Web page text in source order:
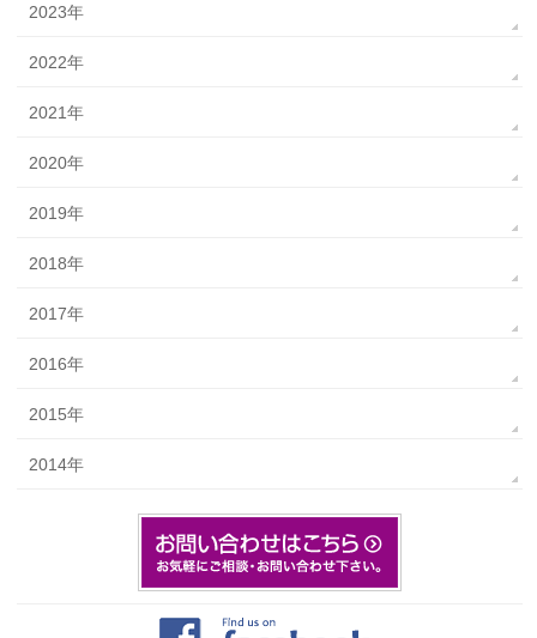
2023年
2022年
2021年
2020年
2019年
2018年
2017年
2016年
2015年
2014年